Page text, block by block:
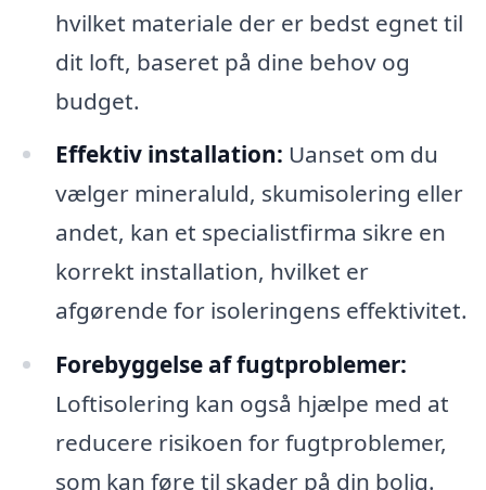
hvilket materiale der er bedst egnet til
dit loft, baseret på dine behov og
budget.
Effektiv installation: Uanset om du
vælger mineraluld, skumisolering eller
andet, kan et specialistfirma sikre en
korrekt installation, hvilket er
afgørende for isoleringens effektivitet.
Forebyggelse af fugtproblemer:
Loftisolering kan også hjælpe med at
reducere risikoen for fugtproblemer,
som kan føre til skader på din bolig.